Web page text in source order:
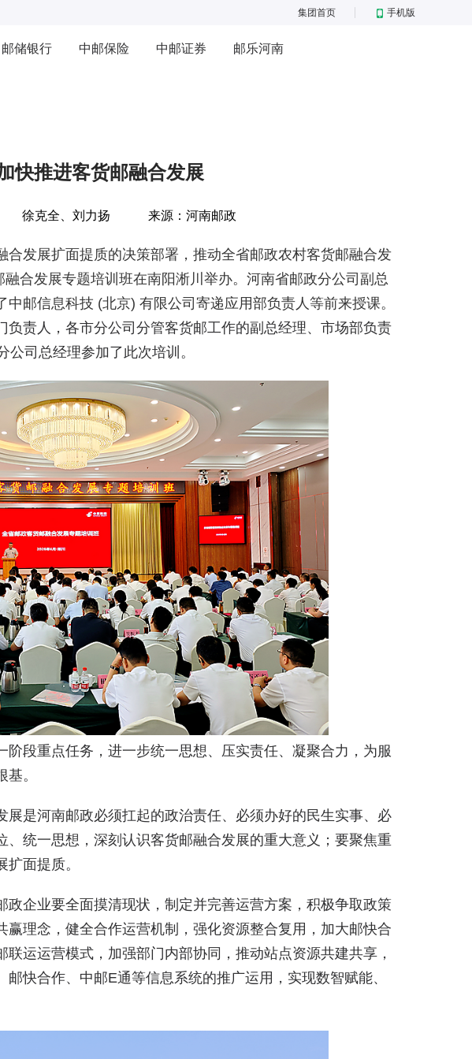
集团首页 手机版
邮储银行 中邮保险 中邮证券 邮乐河南
快推进客货邮融合发展
徐克全、刘力扬 来源： 河南邮政
发展扩面提质的决策部署，推动全省邮政农村客货邮融合发
合发展专题培训班在南阳淅川举办。河南省邮政分公司副总
邮信息科技 (北京) 有限公司寄递应用部负责人等前来授课。
负责人，各市分公司分管客货邮工作的副总经理、市场部负责
司总经理参加了此次培训。
段重点任务，进一步统一思想、压实责任、凝聚合力，为服
。
是河南邮政必须扛起的政治责任、必须办好的民生实事、必
统一思想，深刻认识客货邮融合发展的重大意义；要聚焦重
面提质。
企业要全面摸清现状，制定并完善运营方案，积极争取政策
理念，健全合作运营机制，强化资源整合复用，加大邮快合
运运营模式，加强部门内部协同，推动站点资源共建共享，
快合作、中邮E通等信息系统的推广运用，实现数智赋能、